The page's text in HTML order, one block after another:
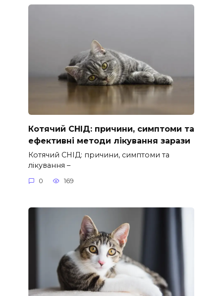
Котячий СНІД: причини, симптоми та
ефективні методи лікування зарази
Котячий СНІД: причини, симптоми та
лікування –
0 169